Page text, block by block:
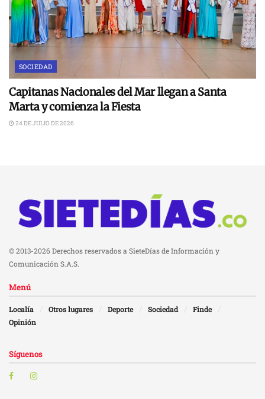
SOCIEDAD
Capitanas Nacionales del Mar llegan a Santa
Marta y comienza la Fiesta
24 DE JULIO DE 2026
© 2013-2026 Derechos reservados a SieteDías de Información y
Comunicación S.A.S.
Menú
Localía Otros lugares Deporte Sociedad
Finde
Opinión
Síguenos